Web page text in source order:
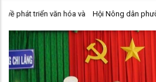
hóa và
Hội Nông dân phường Chi Lăng
viên khó khăn